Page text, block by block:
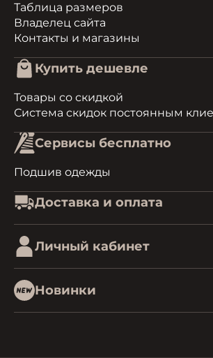
Таблица размеров
Владелец сайта
Контакты и магазины
Купить дешевле
Товары со скидкой
Система скидок постоянным
Сервисы бесплатно
Подшив одежды
Доставка и оплата
Личный кабинет
Новинки